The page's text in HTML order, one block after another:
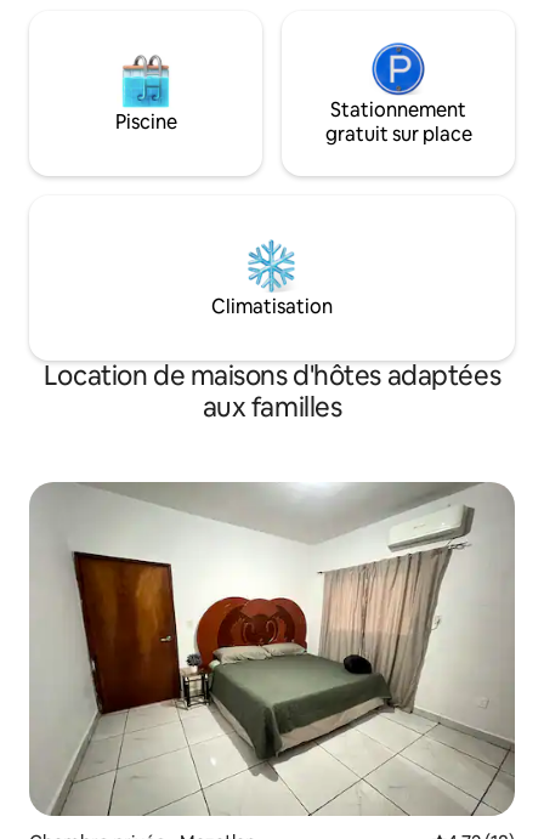
Piscine
Stationnement
gratuit sur place
Climatisation
Location de maisons d'hôtes adaptées
aux familles